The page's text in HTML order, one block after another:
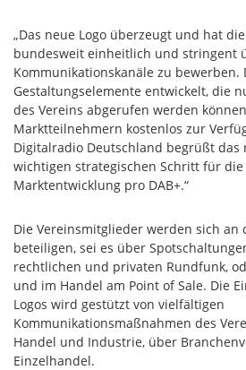
„Das neue Logo überzeugt und hat
bundesweit einheitlich und stringent
Kommunikationskanäle zu bewerben.
Gestaltungselemente entwickelt, die
des Vereins abgerufen werden
Marktteilnehmern kostenlos zur
Digitalradio Deutschland begrüßt das
wichtigen strategischen Schritt für
Marktentwicklung pro DAB+.“
Die Vereinsmitglieder werden sich
beteiligen, sei es über
rechtlichen und privaten Rundfunk,
und im Handel am Point of Sale. Die
Logos wird gestützt von vielfältigen
Kommunikationsmaßnahmen des
Handel und Industrie, über
Einzelhandel.